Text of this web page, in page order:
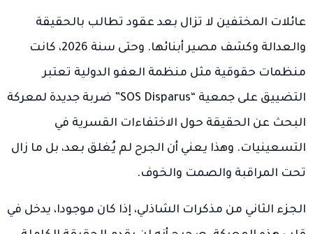
عائلات المختفين لا تزال بعد عقود تطالب بالحقيقة
والعدالة وكشف مصير أبنائها. وحتى سنة 2026، كانت
منظمات حقوقية مثل منظمة العفو الدولية تعتبر
التضييق على جمعية “SOS Disparus” ضربة جديدة لمعركة
البحث عن الحقيقة حول الاختفاءات القسرية في
التسعينيات. وهذا يعني أن الجرح لم يُغلق بعد، بل ما زال
تحت المراقبة والصمت والخوف.
الجزء الثاني من مذكرات الشاذلي، إذا كان موجودا، يدخل في